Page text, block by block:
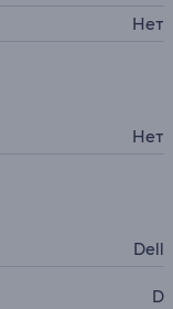
Нет
Нет
Dell
D